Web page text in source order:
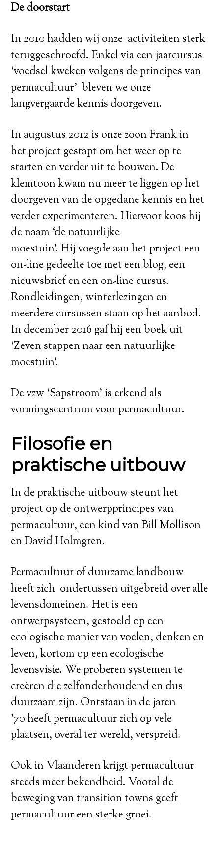
De doorstart
In 2010 hadden wij onze activiteiten sterk
teruggeschroefd. Enkel via een jaarcursus
‘voedsel kweken volgens de principes van
permacultuur’ bleven we onze
langvergaarde kennis doorgeven.
In augustus 2012 is onze zoon Frank in
het project gestapt om het weer op te
starten en verder uit te bouwen. De
klemtoon kwam nu meer te liggen op het
doorgeven van de opgedane kennis en het
verder experimenteren. Hiervoor koos hij
de naam ‘de natuurlijke
moestuin’. Hij voegde aan het project een
on-line gedeelte toe met een blog, een
nieuwsbrief en een on-line cursus.
Rondleidingen, winterlezingen en
meerdere cursussen staan op het aanbod.
In december 2016 gaf hij een boek uit
‘Zeven stappen naar een natuurlijke
moestuin’.
De vzw ‘Sapstroom’ is erkend als
vormingscentrum voor permacultuur.
Filosofie en
praktische uitbouw
In de praktische uitbouw steunt het
project op de ontwerpprincipes van
permacultuur, een kind van Bill Mollison
en David Holmgren.
Permacultuur of duurzame landbouw
heeft zich ondertussen uitgebreid over alle
levensdomeinen. Het is een
ontwerpsysteem, gestoeld op een
ecologische manier van voelen, denken en
leven, kortom op een ecologische
levensvisie. We proberen systemen te
creëren die zelfonderhoudend en dus
duurzaam zijn. Ontstaan in de jaren
’70 heeft permacultuur zich op vele
plaatsen, overal ter wereld, verspreid.
Ook in Vlaanderen krijgt permacultuur
steeds meer bekendheid. Vooral de
beweging van transition towns geeft
permacultuur een sterke groei.